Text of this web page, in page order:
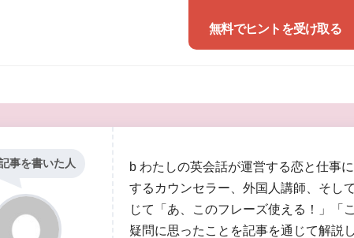
無料でヒントを受け取る
事を書いた人
b わたしの英会話が運営する恋と仕事
するカウンセラー、外国人講師、そし
じて「あ、このフレーズ使える！」「
疑問に思ったことを記事を通じて解説